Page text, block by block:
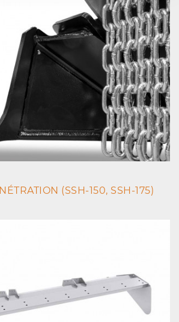
(SSH-150, SSH-175)